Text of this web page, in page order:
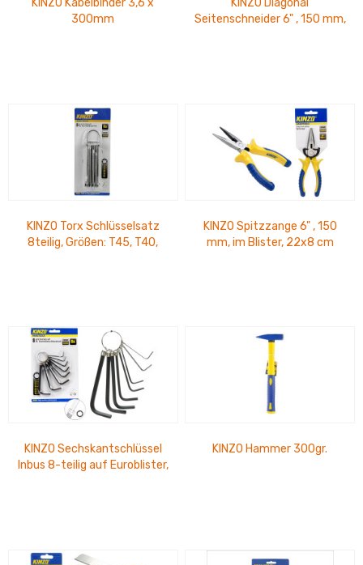
KINZO Kabelbinder 3,6 x
300mm
KINZO Diagonal
Seitenschneider 6" , 150 mm,
KINZO Torx Schlüsselsatz
8teilig, Größen: T45, T40,
KINZO Spitzzange 6" , 150
mm, im Blister, 22x8 cm
KINZO Sechskantschlüssel
Inbus 8-teilig auf Euroblister,
KINZO Hammer 300gr.